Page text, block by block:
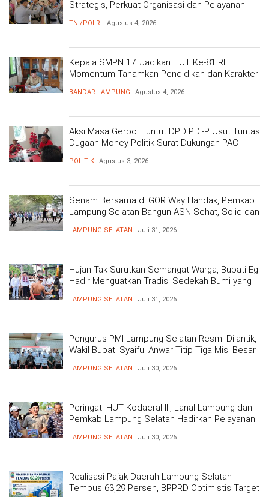
Strategis, Perkuat Organisasi dan Pelayanan
TNI/POLRI Agustus 4, 2026
Kepala SMPN 17: Jadikan HUT Ke-81 RI
Momentum Tanamkan Pendidikan dan Karakter
BANDAR LAMPUNG Agustus 4, 2026
Aksi Masa Gerpol Tuntut DPD PDI-P Usut Tuntas
Dugaan Money Politik Surat Dukungan PAC
POLITIK Agustus 3, 2026
Senam Bersama di GOR Way Handak, Pemkab
Lampung Selatan Bangun ASN Sehat, Solid dan
LAMPUNG SELATAN Juli 31, 2026
Hujan Tak Surutkan Semangat Warga, Bupati Egi
Hadir Menguatkan Tradisi Sedekah Bumi yang
LAMPUNG SELATAN Juli 31, 2026
Pengurus PMI Lampung Selatan Resmi Dilantik,
Wakil Bupati Syaiful Anwar Titip Tiga Misi Besar
LAMPUNG SELATAN Juli 30, 2026
Peringati HUT Kodaeral III, Lanal Lampung dan
Pemkab Lampung Selatan Hadirkan Pelayanan
LAMPUNG SELATAN Juli 30, 2026
Realisasi Pajak Daerah Lampung Selatan
Tembus 63,29 Persen, BPPRD Optimistis Target